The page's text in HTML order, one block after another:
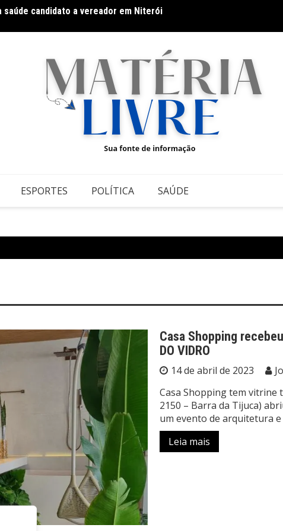
candidato a vereador em Niterói
ESPORTES POLÍTICA SAÚDE
Casa Shopping
DO VIDRO
14 de abril de 2023
Casa Shopping tem vitrine
2150 – Barra da Tijuca)
um evento de arquitetura e
Leia mais